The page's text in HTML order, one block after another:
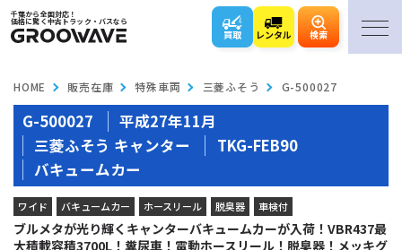
千葉から全国対応！
価格に驚く中古トラック・バスなら
買取 レンタル 検索
HOME 販売在庫 特殊車両 三菱ふそう G-500027
G-500027
平成27年11月
三菱ふそう キャンター
TKG-FEB90
バキュームカー
ワイド バキュームカー ホースリール 脱臭器 車検付
ブルメタが光り輝くキャンターバキュームカーが入荷！VBR437最
大積載容積3700L！糞尿車！電動ホースリール！脱臭器！メッキグ